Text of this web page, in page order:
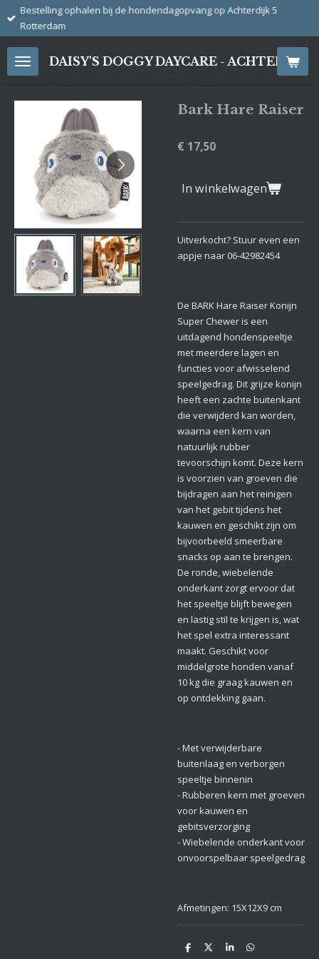
Ga
direct
naar
de
hoofdinhoud
DAISY'S DOGGY DAYCARE -
Bestelling ophalen bij de hondendagopvang op Achterdijk 5
Rotterdam
Bark Hare Raiser
€ 17,50
In winkelwagen
Uitverkocht? Stuur even een
appje naar 06-42982454
De BARK Hare Raiser Konijn
Super Chewer is een
uitdagend hondenspeeltje
met meerdere lagen en
functies voor afwisselend
speelgedrag. Dit grijze konijn
heeft een zachte buitenkant
die verwijderd kan worden,
waarna een kern van
natuurlijk rubber
tevoorschijn komt. Deze kern
is voorzien van groeven die
bijdragen aan het reinigen
van het gebit tijdens het
kauwen en geschikt zijn om
bijvoorbeeld smeerbare
snacks op aan te brengen.
De ronde, wiebelende
onderkant zorgt ervoor dat
het speeltje blijft bewegen
en lastig stil te krijgen is, wat
het spel extra interessant
maakt. Geschikt voor
middelgrote honden vanaf
10 kg die graag kauwen en
op ontdekking gaan.
- Met verwijderbare
buitenlaag en verborgen
speeltje binnenin
- Rubberen kern met groeven
voor kauwen en
gebitsverzorging
- Wiebelende onderkant voor
onvoorspelbaar speelgedrag
Afmetingen: 15X12X9 cm
D
D
S
D